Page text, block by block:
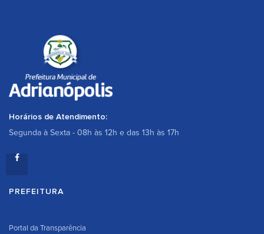
Horários de Atendimento:
Segunda à Sexta - 08h às 12h e das 13h às 17h
PREFEITURA
Portal da Transparência